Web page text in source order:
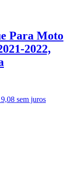
Para Moto
2022,
sem juros